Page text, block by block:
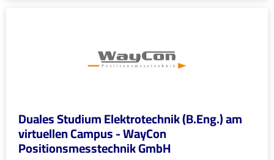
Duales Studium Elektrotechnik (B.Eng.) am
virtuellen Campus - WayCon
Positionsmesstechnik GmbH